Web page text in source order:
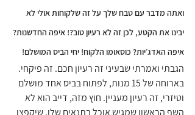
ואתה מדבר עם טבח שלך על זה שלקוחות אולי לא
יבינו את הקטע, לכן זה לא רעיון טוב?! איפה החדשנות?
איפה האדג׳יות? כוסאומו הלקוח! יחי הביס המושלם!
הגבתי ואמרתי שבעיני זה רעיון חכם. זה פיקחי.
בארוחה של 15 מנות, לפתוח בביס אחד מושלם
וטיזרי, זה רעיון מעניין. חוץ מזה, דייב הוא לא
השף הראשון שמגיש אוכל בתנאים שלו. שיקפצו